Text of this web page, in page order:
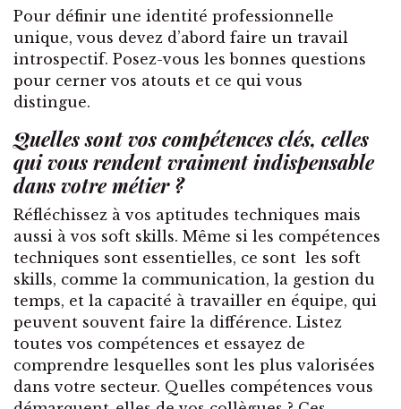
Pour définir une identité professionnelle
unique, vous devez d’abord faire un travail
introspectif. Posez-vous les bonnes questions
pour cerner vos atouts et ce qui vous
distingue.
Quelles sont vos compétences clés, celles
qui vous rendent vraiment indispensable
dans votre métier ?
Réfléchissez à vos aptitudes techniques mais
aussi à vos soft skills. Même si les compétences
techniques sont essentielles, ce sont les soft
skills, comme la communication, la gestion du
temps, et la capacité à travailler en équipe, qui
peuvent souvent faire la différence. Listez
toutes vos compétences et essayez de
comprendre lesquelles sont les plus valorisées
dans votre secteur. Quelles compétences vous